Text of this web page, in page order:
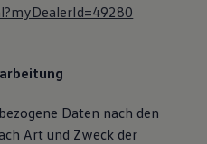
Daten nach den
Art und Zweck der